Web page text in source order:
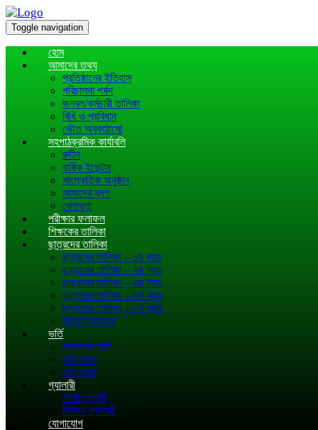
Toggle navigation
হোম
আমাদের তথ্য
প্রতিষ্ঠানের ইতিহাস
পরিচালনা পর্ষদ
জনবল/কর্মচারী তালিকা
বিধি ও প্রবিধান
ভৌত অবকাঠামো
সহপাঠক্রমিক কার্যাবলি
রুটিন
বার্ষিক ইভেন্টস
সাংস্কৃতিক অনুষ্ঠান
আমাদের ব্লগ
খেলাধূলা
পরীক্ষার ফলাফল
শিক্ষকের তালিকা
ছাত্রদের তালিকা
ছাত্রদের তালিকা – ১ম ব্যাচ
ছাত্রদের তালিকা – ২য় ব্যাচ
ছাত্রদের তালিকা – ৩য় ব্যাচ
ছাত্রদের তালিকা – ৪র্থ ব্যাচ
ছাত্রদের তালিকা – ৫র্থ ব্যাচ
স্টুডেন্ট প্যানেল
ভর্তি
অনলাইন ভর্তি
ভর্তি তথ্য
ভর্তি ফরম
গ্যালারী
ফটোগ্যালারী
ভিডিও গ্যালারী
যোগাযোগ